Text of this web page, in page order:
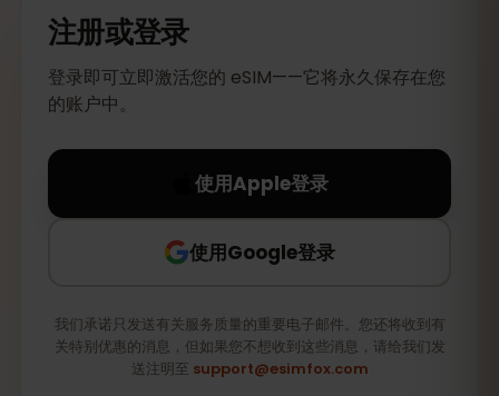
注册或登录
登录即可立即激活您的 eSIM——它将永久保存在您
的账户中。
使用Apple登录
使用Google登录
我们承诺只发送有关服务质量的重要电子邮件。您还将收到有
关特别优惠的消息，但如果您不想收到这些消息，请给我们发
送注明至 support@esimfox.com